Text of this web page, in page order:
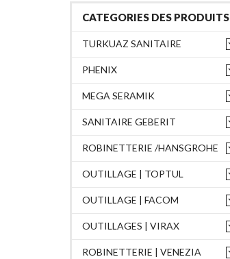
CATEGORIES DES PRODUITS
TURKUAZ SANITAIRE
PHENIX
MEGA SERAMIK
SANITAIRE GEBERIT
ROBINETTERIE /HANSGROHE
OUTILLAGE | TOPTUL
OUTILLAGE | FACOM
OUTILLAGES | VIRAX
ROBINETTERIE | VENEZIA